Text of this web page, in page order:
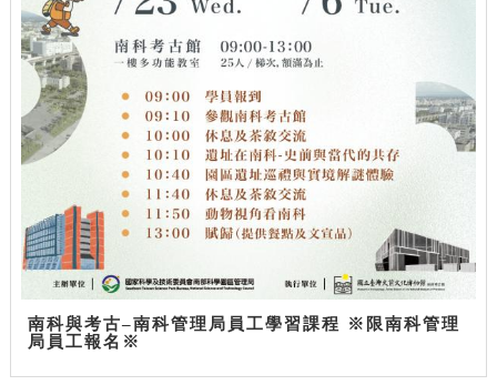
南科與考古–南科管理局員工學習課程 ※限南科管理
局員工報名※